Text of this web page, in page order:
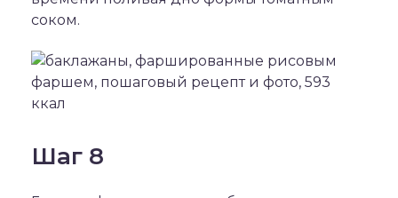
соком.
Шаг 8